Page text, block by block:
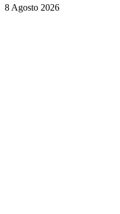
8 Agosto 2026